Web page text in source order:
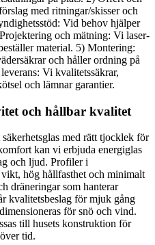
med ritningar/skisser och
Vid behov hjälper
och mätning: Vi laser-
material. 5) Montering:
och håller ordning på
Vi kvalitetssäkrar,
och lämnar garantier.
och hållbar kvalitet
med rätt tjocklek för
kan vi erbjuda energiglas
och ljud. Profiler i
hög hållfasthet och minimalt
dräneringar som hanterar
kvalitetsbeslag för mjuk gång
för snö och vind.
till husets konstruktion för
tid.